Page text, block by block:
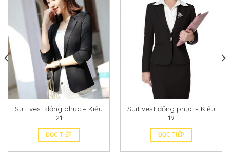
Suit vest đồng phục – Kiểu
21
ĐỌC TIẾP
Suit vest đồng phục – Kiểu
19
ĐỌC TIẾP